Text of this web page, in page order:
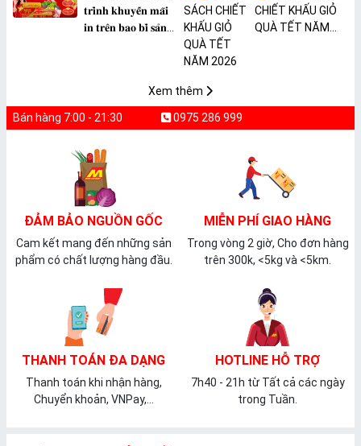
𝐭𝐫𝐢̀𝐧𝐡 𝐤𝐡𝐮𝐲𝐞̂́𝐧 𝐦𝐚̃𝐢
𝐢𝐧 𝐭𝐫𝐞̂𝐧 𝐛𝐚𝐨 𝐛𝐢̀ 𝐬𝐚̉𝐧
CHIẾT KHẤU GIỎ
QUÀ TẾT NĂM
Xem thêm
Bán hàng 7:00 - 21:30 0975 286 999
ĐẢM BẢO NGUỒN GỐC
Cam kết mang đến những sản
phẩm có chất lượng hàng đầu.
MIỄN PHÍ GIAO HÀNG
Trong vòng 2 giờ, Cho đơn hàng
trên 300k, <5kg và <5km.
THANH TOÁN ĐA DẠNG
Thanh toán khi nhận hàng,
Chuyển khoản, VNPay,...
HOTLINE HỖ TRỢ
7h40 - 21h từ Tất cả các ngày
trong Tuần.